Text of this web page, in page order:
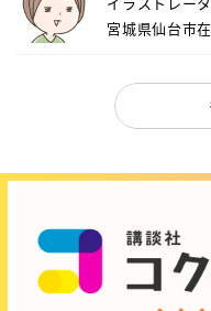
宮城県仙台市